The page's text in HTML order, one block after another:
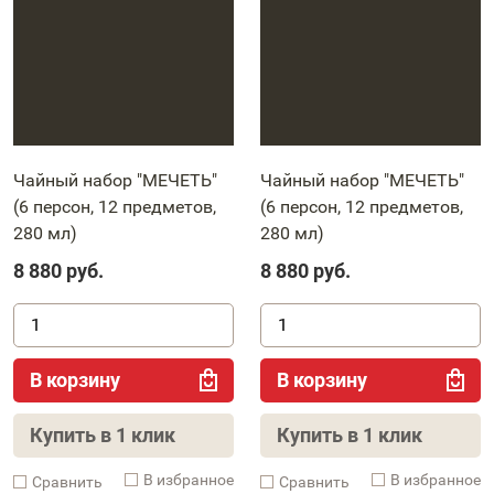
Чайный набор "МЕЧЕТЬ"
(6 персон, 12 предметов,
280 мл)
8 880 руб.
В корзину
Купить в 1 клик
Cравнить В избранное
Чайный набор "МЕЧЕТЬ"
(6 персон, 12 предметов,
280 мл)
8 880 руб.
В корзину
Купить в 1 клик
Cравнить В избранное